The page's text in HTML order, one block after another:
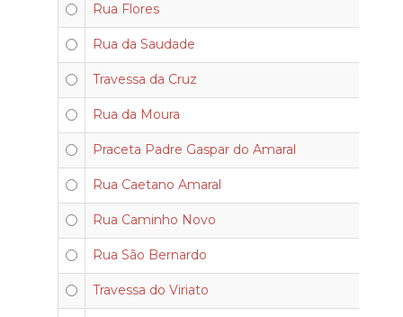
Rua Flores
Rua da Saudade
Travessa da Cruz
Rua da Moura
Praceta Padre Gaspar do Amaral
Rua Caetano Amaral
Rua Caminho Novo
Rua São Bernardo
Travessa do Viriato